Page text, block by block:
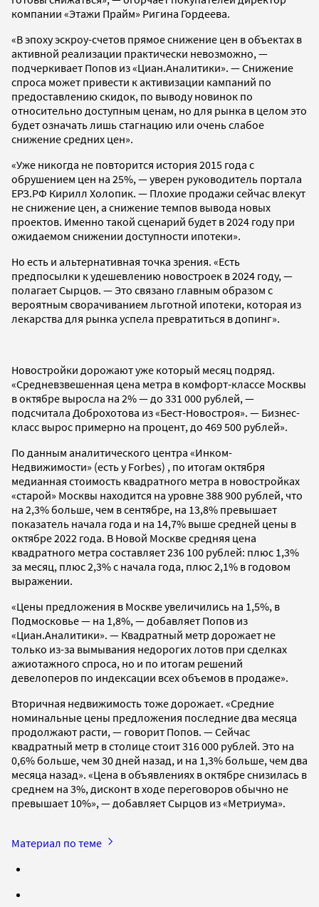
компании «Этажи Прайм» Ригина Гордеева.
«В эпоху эскроу-счетов прямое снижение цен в объектах в
активной реализации практически невозможно, —
подчеркивает Попов из «Циан.Аналитики». — Снижение
спроса может привести к активизации кампаний по
предоставлению скидок, по выводу новинок по
относительно доступным ценам, но для рынка в целом это
будет означать лишь стагнацию или очень слабое
снижение средних цен».
«Уже никогда не повторится история 2015 года с
обрушением цен на 25%, — уверен руководитель портала
ЕРЗ.РФ Кирилл Хoлопик. — Плохие продажи сейчас влекут
не снижение цен, а снижение темпов вывода новых
проектов. Именно такой сценарий будет в 2024 году при
ожидаемом снижении доступности ипотеки».
Но есть и альтернативная точка зрения. «Есть
предпосылки к удешевлению новостроек в 2024 году, —
полагает Сырцов. — Это связано главным образом с
вероятным сворачиванием льготной ипотеки, которая из
лекарства для рынка успела превратиться в допинг».
Новостройки дорожают уже который месяц подряд.
«Средневзвешенная цена метра в комфорт-классе Москвы
в октябре выросла на 2% — до 331 000 рублей, —
подсчитала Доброхотова из «Бест-Новостроя». — Бизнес-
класс вырос примерно на процент, до 469 500 рублей».
По данным аналитического центра «Инком-
Недвижимости» (есть у Forbes) , по итогам октября
медианная стоимость квадратного метра в новостройках
«старой» Москвы находится на уровне 388 900 рублей, что
на 2,3% больше, чем в сентябре, на 13,8% превышает
показатель начала года и на 14,7% выше средней цены в
октябре 2022 года. В Новой Москве средняя цена
квадратного метра составляет 236 100 рублей: плюс 1,3%
за месяц, плюс 2,3% с начала года, плюс 2,1% в годовом
выражении.
«Цены предложения в Москве увеличились на 1,5%, в
Подмосковье — на 1,8%, — добавляет Попов из
«Циан.Аналитики». — Квадратный метр дорожает не
только из-за вымывания недорогих лотов при сделках
ажиотажного спроса, но и по итогам решений
девелоперов по индексации всех объемов в продаже».
Вторичная недвижимость тоже дорожает. «Средние
номинальные цены предложения последние два месяца
продолжают расти, — говорит Попов. — Сейчас
квадратный метр в столице стоит 316 000 рублей. Это на
0,6% больше, чем 30 дней назад, и на 1,3% больше, чем два
месяца назад». «Цена в объявлениях в октябре снизилась в
среднем на 3%, дисконт в ходе переговоров обычно не
превышает 10%», — добавляет Сырцов из «Метриума».
Материал по теме